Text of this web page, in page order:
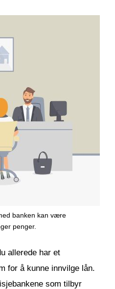
banken kan være
penger.
allerede har et
for å kunne innvilge lån.
som tilbyr